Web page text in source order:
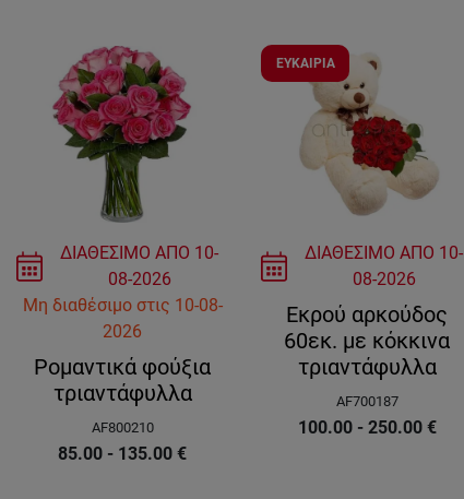
ΔΙΑΘΕΣΙΜΟ ΑΠΟ 10-
08-2026
Μη διαθέσιμο στις 10-08-
2026
Ρομαντικά φούξια
τριαντάφυλλα
AF800210
85.00 - 135.00 €
ΕΥΚΑΙΡΙΑ
ΔΙΑΘΕΣΙΜΟ ΑΠΟ 10-
08-2026
Εκρού αρκούδος
60εκ. με κόκκινα
τριαντάφυλλα
AF700187
100.00 - 250.00 €